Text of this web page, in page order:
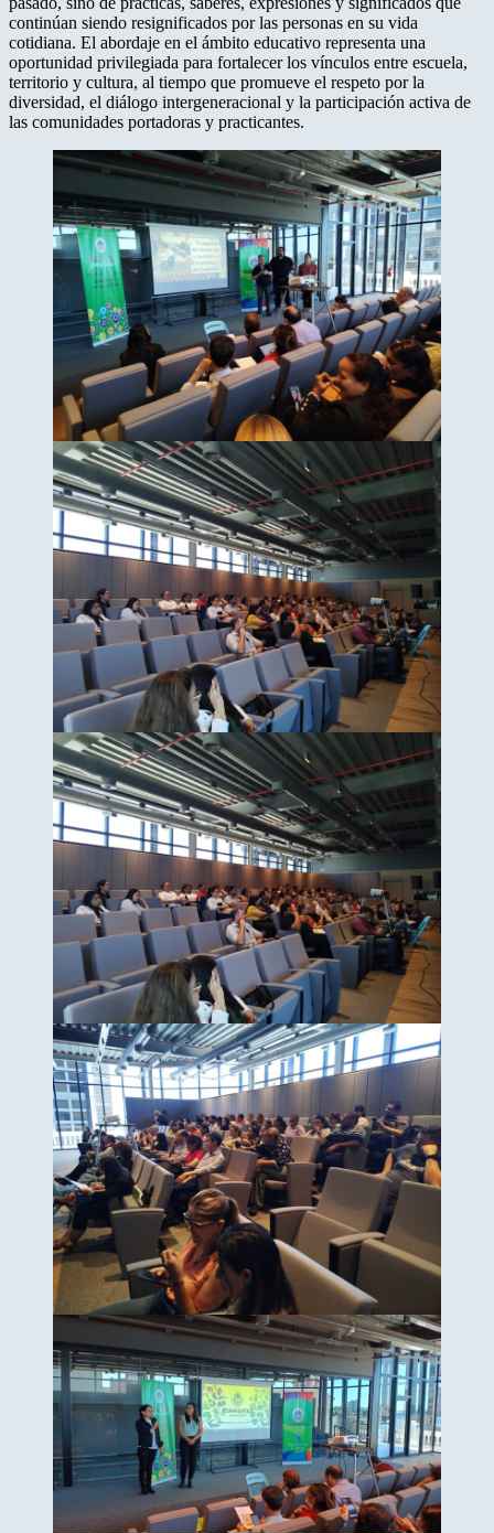
continúan siendo resignificados por las personas en su vida
cotidiana. El abordaje en el ámbito educativo representa una
oportunidad privilegiada para fortalecer los vínculos entre escuela,
territorio y cultura, al tiempo que promueve el respeto por la
diversidad, el diálogo intergeneracional y la participación activa de
las comunidades portadoras y practicantes.